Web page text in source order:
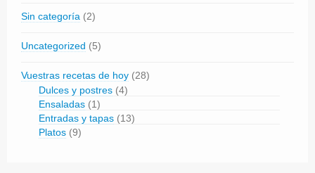
Sin categoría (2)
Uncategorized (5)
Vuestras recetas de hoy (28)
Dulces y postres (4)
Ensaladas (1)
Entradas y tapas (13)
Platos (9)